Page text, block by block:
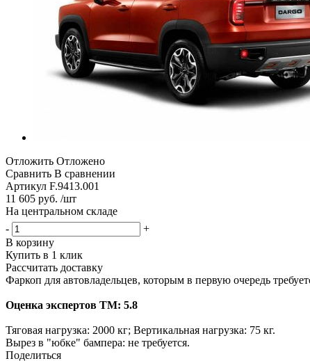
Отложить Отложено
Сравнить В сравнении
Артикул F.9413.001
11 605 руб. /шт
На центральном складе
-
+
В корзину
Купить в 1 клик
Рассчитать доставку
Фаркоп для автовладельцев, которым в первую очередь
Оценка экспертов ТМ: 5.8
Тяговая нагрузка: 2000 кг; Вертикальная нагрузка: 75 кг.
Вырез в "юбке" бампера: не требуется.
Поделиться